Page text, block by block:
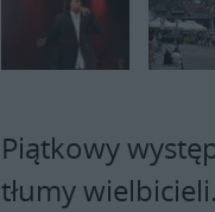
Piątkowy
tłumy